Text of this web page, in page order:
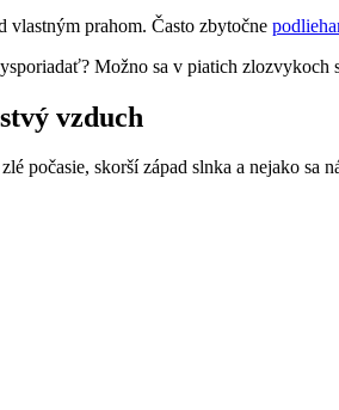
vlastným prahom. Často zbytočne
Možno sa v piatich zlozvykoch
vzduch
počasie, skorší západ slnka a nejako